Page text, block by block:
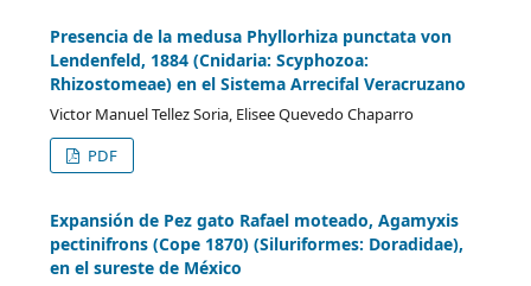
Presencia de la medusa Phyllorhiza punctata von
Lendenfeld, 1884 (Cnidaria: Scyphozoa:
Rhizostomeae) en el Sistema Arrecifal Veracruzano
Victor Manuel Tellez Soria, Elisee Quevedo Chaparro
PDF
Expansión de Pez gato Rafael moteado, Agamyxis
pectinifrons (Cope 1870) (Siluriformes: Doradidae),
en el sureste de México